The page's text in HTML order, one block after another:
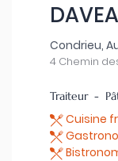
Condrieu,
4 Chemin
Traiteur -
Cuisine